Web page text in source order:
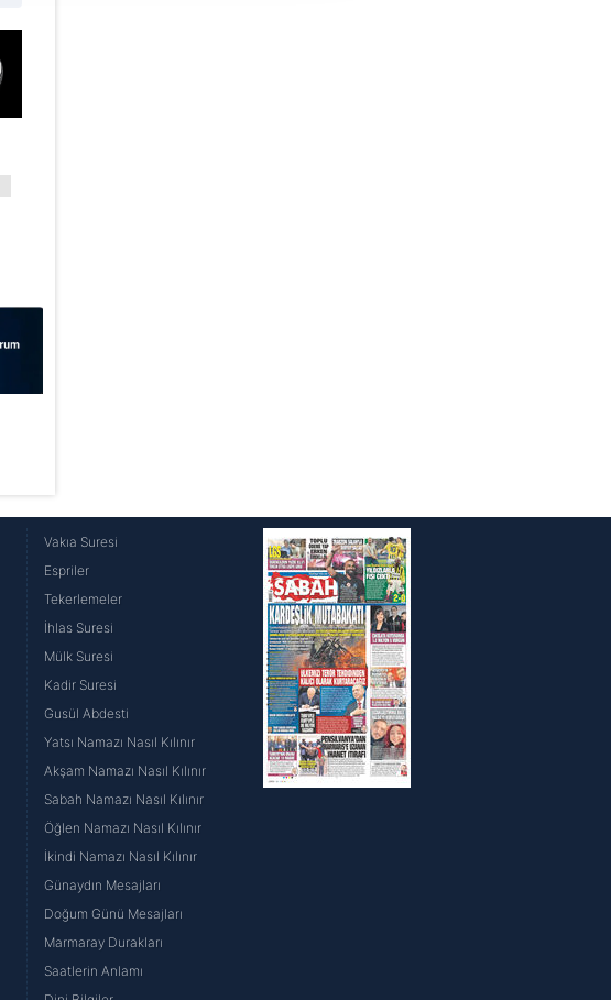
Çerezlere ilişkin detaylı bilgi için Ayarlar
Vakıa Suresi
Espriler
Tekerlemeler
İhlas Suresi
Mülk Suresi
Kadir Suresi
Gusül Abdesti
Yatsı Namazı Nasıl Kılınır
Akşam Namazı Nasıl Kılınır
Sabah Namazı Nasıl Kılınır
Öğlen Namazı Nasıl Kılınır
İkindi Namazı Nasıl Kılınır
Günaydın Mesajları
Doğum Günü Mesajları
Marmaray Durakları
Saatlerin Anlamı